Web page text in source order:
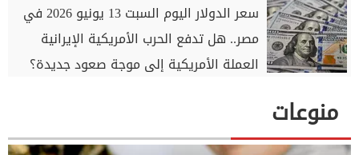
سعر الدولار اليوم السبت 13 يونيو 2026 في
مصر.. هل تدفع الحرب الأمريكية الإيرانية
العملة الأمريكية إلى موجة صعود جديدة؟
منوعات